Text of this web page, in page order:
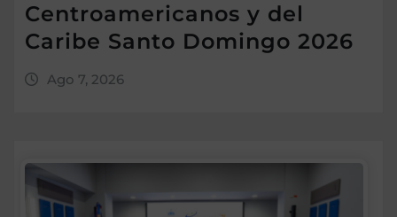
Centroamericanos y del
Caribe Santo Domingo 2026
Ago 7, 2026